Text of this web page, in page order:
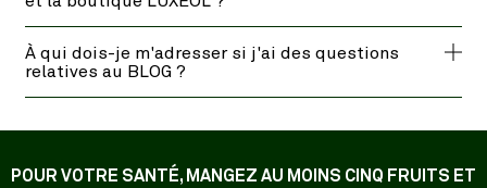
À qui dois-je m'adresser si j'ai des questions
relatives au BLOG ?
POUR VOTRE SANTÉ, MANGEZ AU MOINS CINQ FRUITS ET